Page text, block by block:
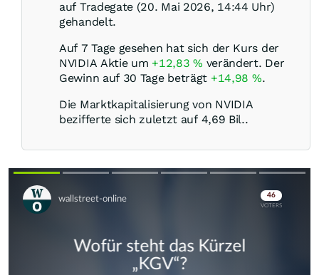
auf Tradegate (20. Mai 2026, 14:44 Uhr)
gehandelt.
Auf 7 Tage gesehen hat sich der Kurs der
NVIDIA Aktie um +12,83% verändert. Der
Gewinn auf 30 Tage beträgt +14,98 %.
Die Marktkapitalisierung von NVIDIA
bezifferte sich zuletzt auf 4,69 Bil..
Skip